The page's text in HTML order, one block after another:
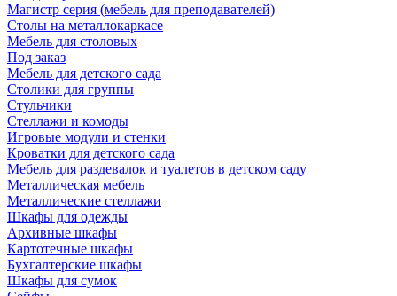
Магистр серия (мебель для преподавателей)
Столы на металлокаркасе
Мебель для столовых
Под заказ
Мебель для детского сада
Столики для группы
Стульчики
Стеллажи и комоды
Игровые модули и стенки
Кроватки для детского сада
Мебель для раздевалок и туалетов в детском саду
Металлическая мебель
Металлические стеллажи
Шкафы для одежды
Архивные шкафы
Картотечные шкафы
Бухгалтерские шкафы
Шкафы для сумок